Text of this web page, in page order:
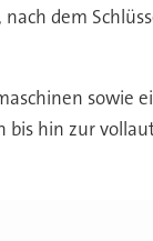
dem
sowie
bis hin zur